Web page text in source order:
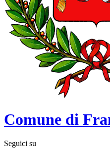
Comune di
Seguici su